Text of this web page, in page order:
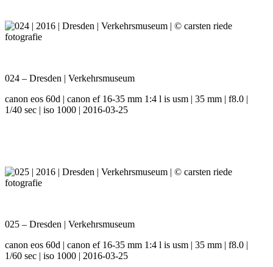
024 – Dresden | Verkehrsmuseum
canon eos 60d | canon ef 16-35 mm 1:4 l is usm | 35 mm | f8.0 |
1/40 sec | iso 1000 | 2016-03-25
025 – Dresden | Verkehrsmuseum
canon eos 60d | canon ef 16-35 mm 1:4 l is usm | 35 mm | f8.0 |
1/60 sec | iso 1000 | 2016-03-25